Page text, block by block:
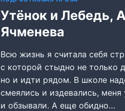
Утёнок и Лебедь,
Ячменева
Всю жизнь я считала себя
с которой стыдно не только
но и идти рядом. В школе
смеялись и издевались, меня
и обзывали. А еще обидно…